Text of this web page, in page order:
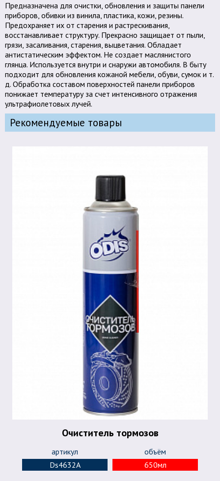
Предназначена для очистки, обновления и защиты панели
приборов, обивки из винила, пластика, кожи, резины.
Предохраняет их от старения и растрескивания,
восстанавливает структуру. Прекрасно защищает от пыли,
грязи, засаливания, старения, выцветания. Обладает
антистатическим эффектом. Не создает маслянистого
глянца. Используется внутри и снаружи автомобиля. В быту
подходит для обновления кожаной мебели, обуви, сумок и т.
д. Обработка составом поверхностей панели приборов
понижает температуру за счет интенсивного отражения
ультрафиолетовых лучей.
Рекомендуемые товары
Очиститель тормозов
артикул
объём
Ds4632А
650мл